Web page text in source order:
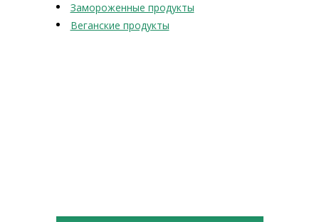
Замороженные продукты
Веганские продукты